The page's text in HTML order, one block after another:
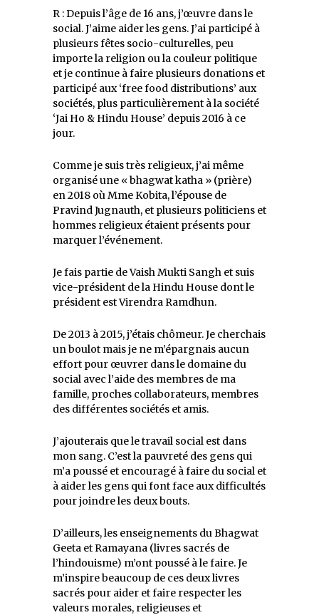
R : Depuis l’âge de 16 ans, j’œuvre dans le
social. J’aime aider les gens. J’ai participé à
plusieurs fêtes socio-culturelles, peu
importe la religion ou la couleur politique
et je continue à faire plusieurs donations et
participé aux ‘free food distributions’ aux
sociétés, plus particulièrement à la société
‘Jai Ho & Hindu House’ depuis 2016 à ce
jour.
Comme je suis très religieux, j’ai même
organisé une « bhagwat katha » (prière)
en 2018 où Mme Kobita, l’épouse de
Pravind Jugnauth, et plusieurs politiciens et
hommes religieux étaient présents pour
marquer l’événement.
Je fais partie de Vaish Mukti Sangh et suis
vice-président de la Hindu House dont le
président est Virendra Ramdhun.
De 2013 à 2015, j’étais chômeur. Je cherchais
un boulot mais je ne m’épargnais aucun
effort pour œuvrer dans le domaine du
social avec l’aide des membres de ma
famille, proches collaborateurs, membres
des différentes sociétés et amis.
J’ajouterais que le travail social est dans
mon sang. C’est la pauvreté des gens qui
m’a poussé et encouragé à faire du social et
à aider les gens qui font face aux difficultés
pour joindre les deux bouts.
D’ailleurs, les enseignements du Bhagwat
Geeta et Ramayana (livres sacrés de
l’hindouisme) m’ont poussé à le faire. Je
m’inspire beaucoup de ces deux livres
sacrés pour aider et faire respecter les
valeurs morales, religieuses et